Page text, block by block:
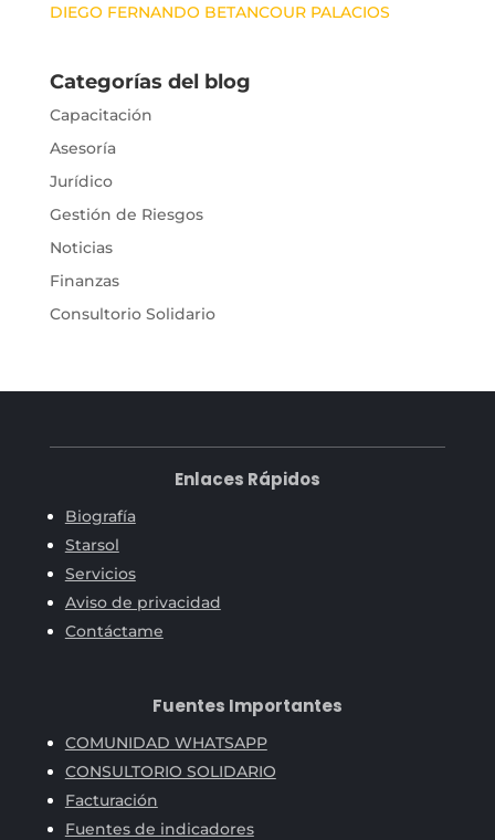
DIEGO FERNANDO BETANCOUR PALACIOS
Categorías del blog
Capacitación
Asesoría
Jurídico
Gestión de Riesgos
Noticias
Finanzas
Consultorio Solidario
Enlaces Rápidos
Biografía
Starsol
Servicios
Aviso de privacidad
Contáctame
Fuentes Importantes
COMUNIDAD WHATSAPP
CONSULTORIO SOLIDARIO
Facturación
Fuentes de indicadores